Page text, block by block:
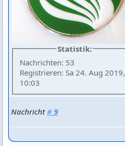
Statistik:
Nachrichten: 53
Registrieren: Sa 24. Aug 2019,
10:03
Nachricht# 9